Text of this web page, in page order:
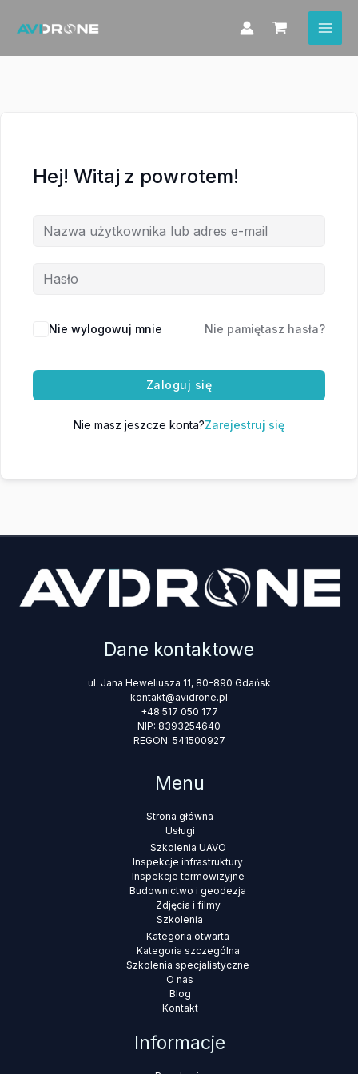
Hej! Witaj z powrotem!
Nie wylogowuj mnie Nie pamiętasz hasła?
Zaloguj się
Nie masz jeszcze konta?Zarejestruj się
Dane kontaktowe
ul. Jana Heweliusza 11, 80-890 Gdańsk
kontakt@avidrone.pl
+48 517 050 177
NIP: 8393254640
REGON: 541500927
Menu
Strona główna
Usługi
Szkolenia UAVO
Inspekcje infrastruktury
Inspekcje termowizyjne
Budownictwo i geodezja
Zdjęcia i filmy
Szkolenia
Kategoria otwarta
Kategoria szczególna
Szkolenia specjalistyczne
O nas
Blog
Kontakt
Informacje